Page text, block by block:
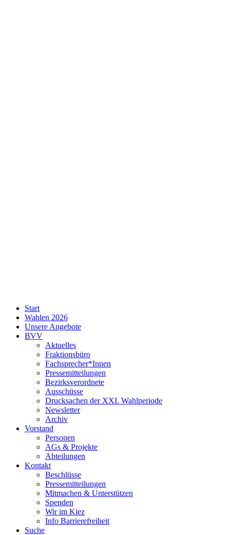
Neukölln
Start
Wahlen 2026
Unsere Angebote
BVV
Aktuelles
Fraktionsbüro
Fachsprecher*Innen
Pressemitteilungen
Bezirksverordnete
Ausschüsse
Drucksachen der XXI. Wahlperiode
Newsletter
Archiv
Vorstand
Personen
AGs & Projekte
Abteilungen
Kontakt
Beschlüsse
Pressemitteilungen
Mitmachen & Unterstützen
Spenden
Wir im Kiez
Info Barrierefreiheit
Suche